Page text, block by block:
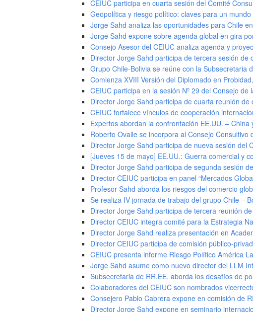
CEIUC participa en cuarta sesión del Comité
Geopolítica y riesgo político: claves para un
Jorge Sahd analiza las oportunidades para Chile
Jorge Sahd expone sobre agenda global en gira
Consejo Asesor del CEIUC analiza agenda y
Director Jorge Sahd participa de tercera sesión
Grupo Chile-Bolivia se reúne con la Subsecretaria
Comienza XVIII Versión del Diplomado en
CEIUC participa en la sesión Nº 29 del Consejo de
Director Jorge Sahd participa de cuarta reunión
CEIUC fortalece vínculos de cooperación
Expertos abordan la confrontación EE.UU. – China
Roberto Ovalle se incorpora al Consejo
Director Jorge Sahd participa de nueva sesión del
[Jueves 15 de mayo] EE.UU.: Guerra comercial y
Director Jorge Sahd participa de segunda sesión
Director CEIUC participa en panel “Mercados
Profesor Sahd aborda los riesgos del comercio
Se realiza IV jornada de trabajo del grupo Chile –
Director Jorge Sahd participa de tercera reunión
Director CEIUC integra comité para la Estrategia
Director Jorge Sahd realiza presentación en
Director CEIUC participa de comisión público-
CEIUC presenta informe Riesgo Político América
Jorge Sahd asume como nuevo director del LLM
Subsecretaria de RR.EE. aborda los desafíos de
Colaboradores del CEIUC son nombrados
Consejero Pablo Cabrera expone en comisión de
Director Jorge Sahd expone en seminario